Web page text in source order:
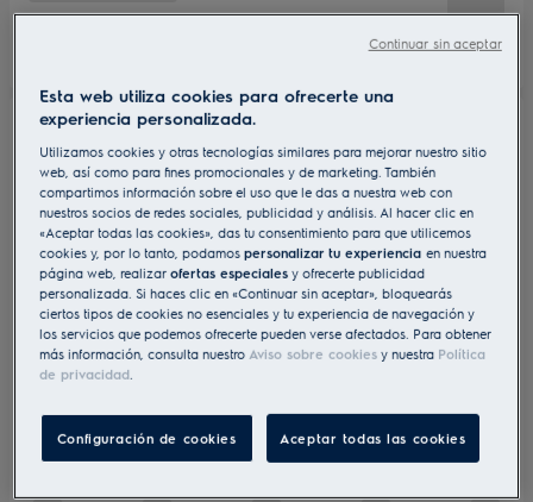
Esta web utiliza cookies para ofrecerte una
experiencia personalizada.
Utilizamos cookies y otras tecnologías similares para mejorar nuestro sitio
web, así como para fines promocionales y de marketing. También
compartimos información sobre el uso que le das a nuestra web con
nuestros socios de redes sociales, publicidad y análisis. Al hacer clic en
«Aceptar todas las cookies», das tu consentimiento para que utilicemos
cookies y, por lo tanto, podamospersonalizar tu experienciaen nuestra
página web, realizarofertas especiales y ofrecerte publicidad
personalizada. Si haces clic en «Continuar sin aceptar», bloquearás
ciertos tipos de cookies no esenciales y tu experiencia de navegación y
los servicios que podemos ofrecerte pueden verse afectados. Para obtener
más información, consulta nuestro Aviso sobre cookies y nuestra Política
de privacidad.
Configuración de cookies Aceptar todas las cookies
Continuar sin aceptar